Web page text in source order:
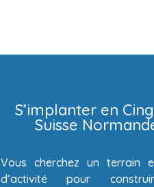
S’implanter en
Suisse
Vous cherchez un terrain
d’activité pour